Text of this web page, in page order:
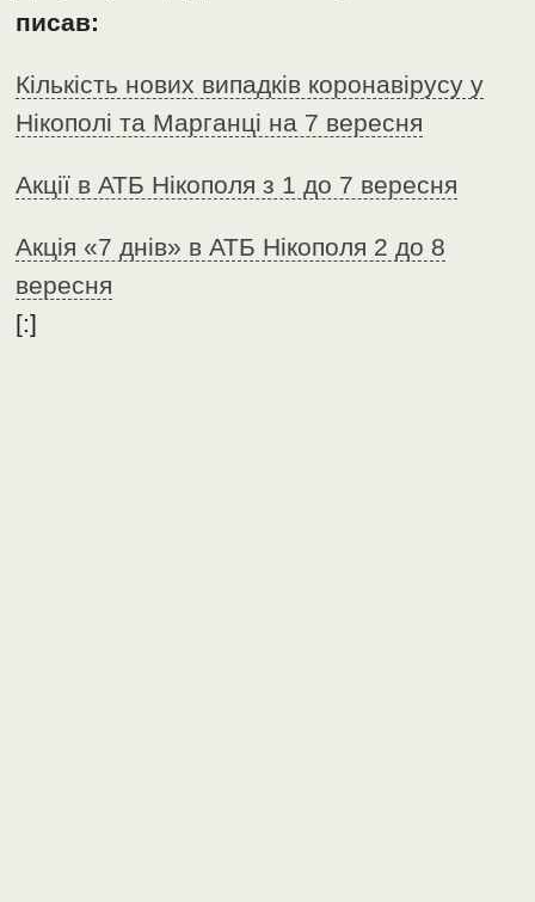
писав:
Кількість нових випадків коронавірусу у
Нікополі та Марганці на 7 вересня
Акції в АТБ Нікополя з 1 до 7 вересня
Акція «7 днів» в АТБ Нікополя 2 до 8
вересня
[:]